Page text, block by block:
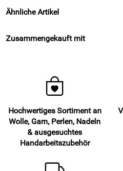
Ähnliche Artikel
Zusammengekauft mit
Hochwertiges Sortiment an
Wolle, Garn, Perlen, Nadeln
& ausgesuchtes
Handarbeitszubehör